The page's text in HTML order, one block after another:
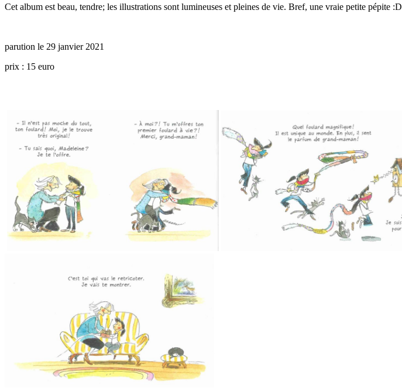
Cet album est beau, tendre; les illustrations sont lumineuses et pleines de vie. Bref, une vraie petite pépite :D
parution le 29 janvier 2021
prix : 15 euro